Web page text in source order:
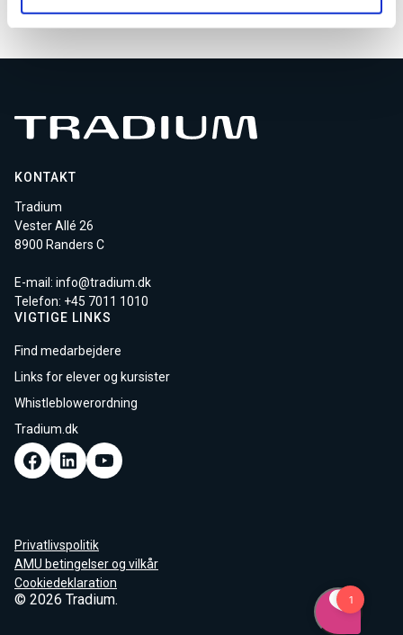
KONTAKT
Tradium
Vester Allé 26
8900 Randers C
E-mail: info@tradium.dk
Telefon: +45 7011 1010
VIGTIGE LINKS
Find medarbejdere
Links for elever og kursister
Whistleblowerordning
Tradium.dk
© 2026 Tradium.
Privatlivspolitik
AMU betingelser og vilkår
Cookiedeklaration